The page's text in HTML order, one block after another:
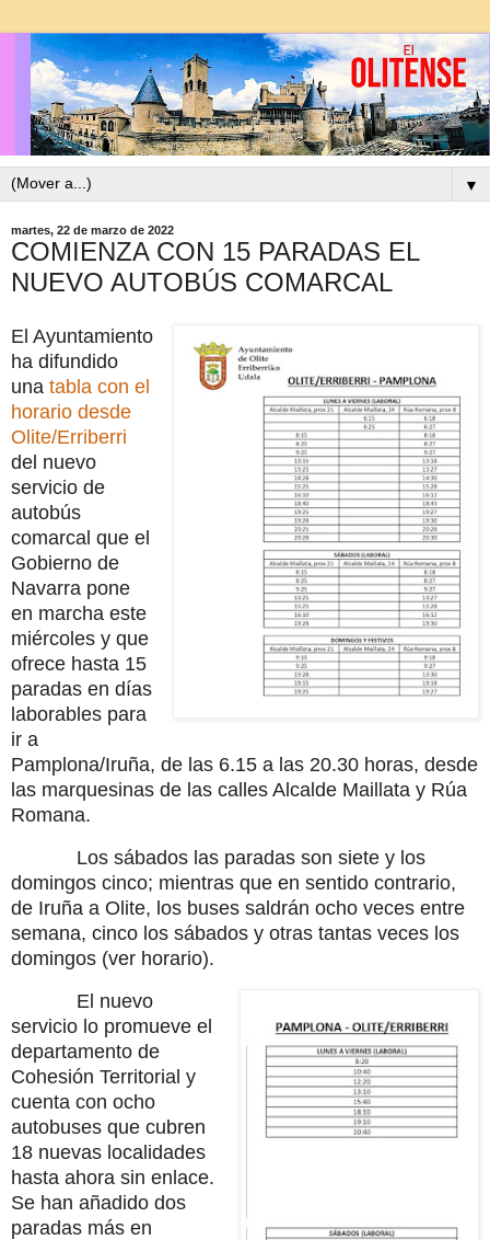
▼
martes, 22 de marzo de 2022
COMIENZA CON 15 PARADAS EL
NUEVO AUTOBÚS COMARCAL
El Ayuntamiento
ha difundido
una tabla con el
horario desde
Olite/Erriberri
del nuevo
servicio de
autobús
comarcal que el
Gobierno de
Navarra pone
en marcha este
miércoles y que
ofrece hasta 15
paradas en días
laborables para
ir a
Pamplona/Iruña, de las 6.15 a las 20.30 horas, desde
las marquesinas de las calles Alcalde Maillata y Rúa
Romana.
Los sábados las paradas son siete y los
domingos cinco; mientras que en sentido contrario,
de Iruña a Olite, los buses saldrán ocho veces entre
semana, cinco los sábados y otras tantas veces los
domingos (ver horario).
El nuevo
servicio lo promueve el
departamento de
Cohesión Territorial y
cuenta con ocho
autobuses que cubren
18 nuevas localidades
hasta ahora sin enlace.
Se han añadido dos
paradas más en